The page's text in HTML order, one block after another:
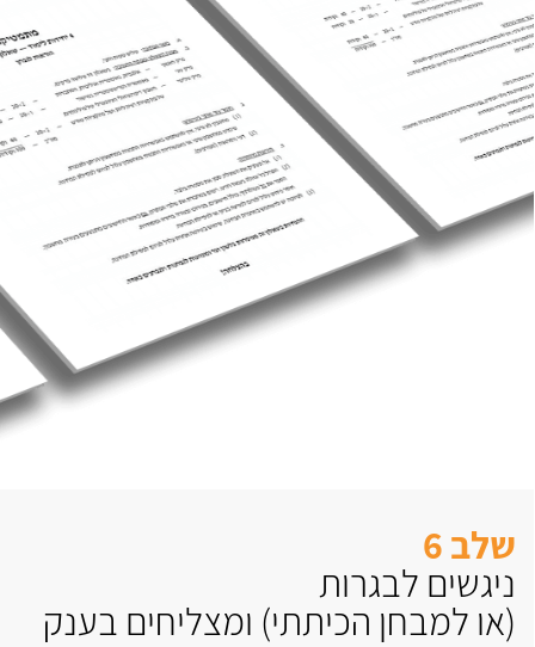
שלב 6
ניגשים לבגרות
(או למבחן הכיתתי) ומצליחים בענק